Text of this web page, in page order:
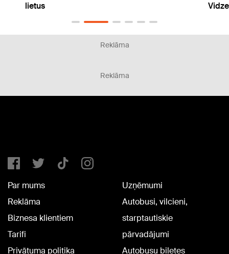
lietus
Reklāma
Reklāma
Par mums
Reklāma
Biznesa klientiem
Tarifi
Privātuma politika
Uzņēmumi
Autobusi, vilcieni,
starptautiskie
pārvadājumi
Autobusu biļetes